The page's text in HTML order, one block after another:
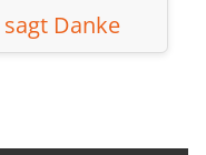
Danke